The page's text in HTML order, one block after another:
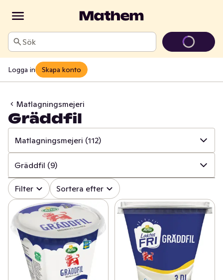
Sök
Logga in Skapa konto
Matlagningsmejeri
Gräddfil
Matlagningsmejeri (112)
✓ Alla (1364)
✓ (415)
Mjölk (100)
✓ Matlagningsmejeri (112)
Filmjölk & Yoghurt (249)
Smör & margarin (69)
Gräddfil (9)
✓ Alla (112)
✓ Creme Fraiche (38)
✓ Vispgrädde (23)
Matlagningsgrädde
Spraygrädde (1)
Filter Sortera efter